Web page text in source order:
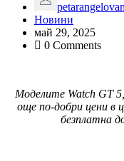
Новини
май 29, 2025
0 Comments
Моделите Watch GT
още по-добри цени в
безплатна